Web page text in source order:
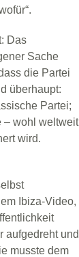
Das
Sache
die Partei
überhaupt:
Partei;
– wohl weltweit
wird.
Ibiza-Video,
aufgedreht und
musste dem